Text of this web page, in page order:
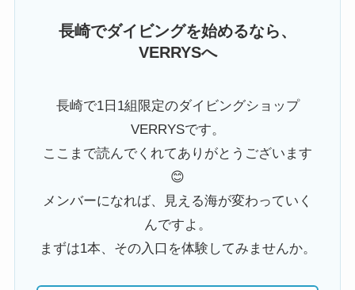
長崎でダイビングを始めるなら、
VERRYSへ
長崎で1日1組限定のダイビングショップ
VERRYSです。
ここまで読んでくれてありがとうございます
😊
メンバーになれば、見える海が変わっていく
んですよ。
まずは1本、その入口を体験してみませんか。